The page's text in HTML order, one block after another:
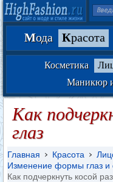
Мода Красота
Косметика
Маникюр
Как
глаз
Главная Красота
Изменение формы глаз
Как подчеркнуть косой